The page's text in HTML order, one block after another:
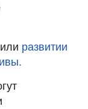
развитии